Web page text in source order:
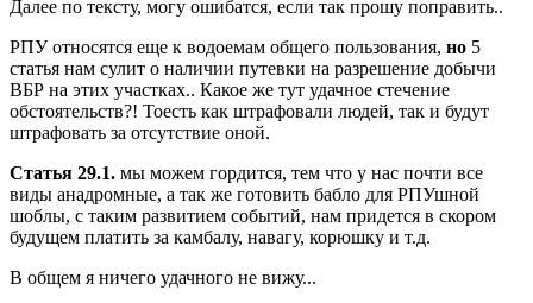
Далее по тексту, могу ошибатся, если так прошу поправить..
РПУ относятся еще к водоемам общего пользования, но 5
статья нам сулит о наличии путевки на разрешение добычи
ВБР на этих участках.. Какое же тут удачное стечение
обстоятельств?! Тоесть как штрафовали людей, так и будут
штрафовать за отсутствие оной.
Статья 29.1. мы можем гордится, тем что у нас почти все
виды анадромные, а так же готовить бабло для РПУшной
шоблы, с таким развитием событий, нам придется в скором
будущем платить за камбалу, навагу, корюшку и т.д.
В общем я ничего удачного не вижу...